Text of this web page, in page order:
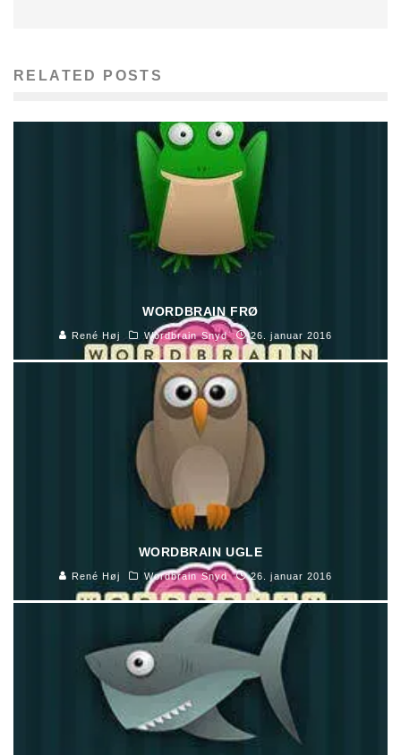
RELATED POSTS
WORDBRAIN FRØ
René Høj Wordbrain Snyd 26. januar 2016
WORDBRAIN UGLE
René Høj Wordbrain Snyd 26. januar 2016